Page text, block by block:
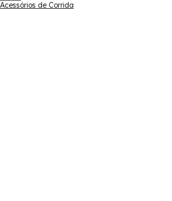
Acessórios de Corrida